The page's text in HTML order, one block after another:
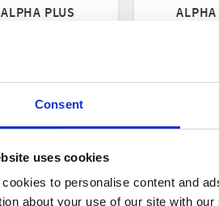
Consent
uses cookies
cookies to personalise content and
about your use of our site with
koffein, gluten & laktos
ALPHA PLUS
375MG
att minska trötthet och utmattning
131KR
Lägg till i favoriter
ALPHA
Kosttillskott